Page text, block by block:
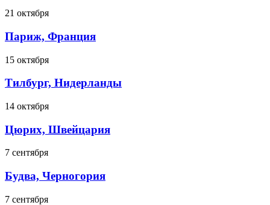
21 октября
Париж, Франция
15 октября
Тилбург, Нидерланды
14 октября
Цюрих, Швейцария
7 сентября
Будва, Черногория
7 сентября